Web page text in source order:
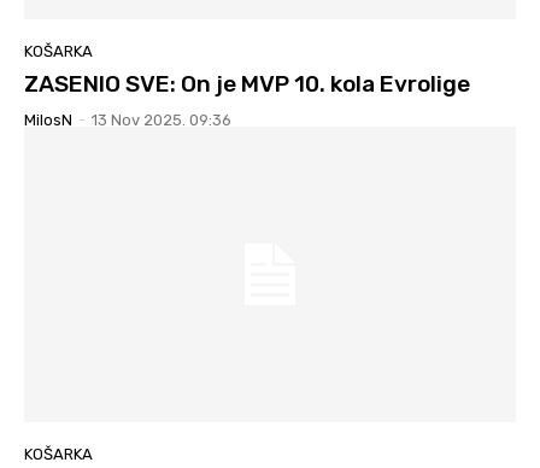
KOŠARKA
ZASENIO SVE: On je MVP 10. kola Evrolige
MilosN - 13 Nov 2025. 09:36
KOŠARKA